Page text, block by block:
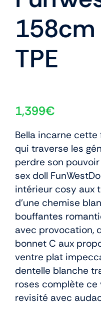
158cm
TPE
1,399€
Bella incarne
qui traverse les
perdre son
sex doll
intérieur cosy aux
d’une chemise
bouffantes
avec provocation,
bonnet C aux
ventre plat
dentelle blanche
roses complète
revisité avec